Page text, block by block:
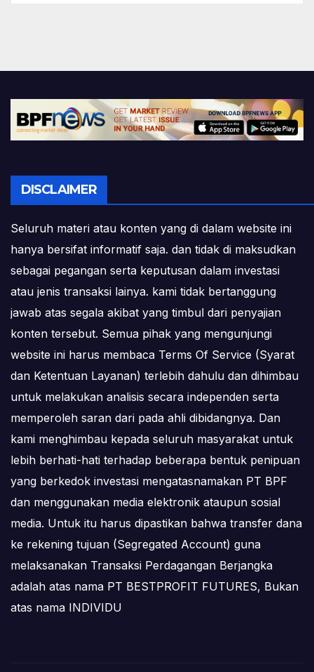
DISCLAIMER
Seluruh materi atau konten yang di dalam website ini
hanya bersifat informatif saja. dan tidak di maksudkan
sebagai pegangan serta keputusan dalam investasi
atau jenis transaksi lainya. kami tidak bertanggung
jawab atas segala akibat yang timbul dari penyajian
konten tersebut. Semua pihak yang mengunjungi
website ini harus membaca Terms Of Service (Syarat
dan Ketentuan Layanan) terlebih dahulu dan dihimbau
untuk melakukan analisis secara independen serta
memperoleh saran dari pada ahli dibidangnya. Dan
kami menghimbau kepada seluruh masyarakat untuk
lebih berhati-hati terhadap beberapa bentuk penipuan
yang berkedok investasi mengatasnamakan PT BPF
dan menggunakan media elektronik ataupun sosial
media. Untuk itu harus dipastikan bahwa transfer dana
ke rekening tujuan (Segregated Account) guna
melaksanakan Transaksi Perdagangan Berjangka
adalah atas nama PT BESTPROFIT FUTURES, Bukan
atas nama INDIVIDU